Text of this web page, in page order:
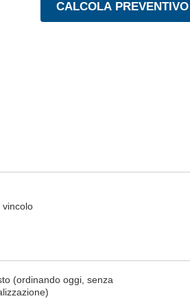
vincolo
(ordinando oggi, senza